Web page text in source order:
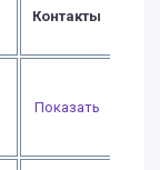
Контакты
Показать